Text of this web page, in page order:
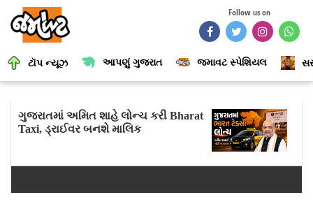
Follow us on
ટૉપ ન્યૂઝ આપણું ગુજરાત જમાવટ સ્પેશિયલ
ગુજરાતમાં અમિત શાહે લોન્ચ કરી Bharat
Taxi, ડ્રાઈવર બનશે માલિક